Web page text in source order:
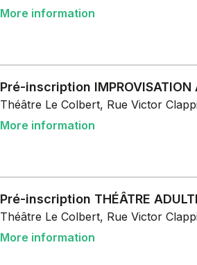
More information
Pré-inscription IMPROVISATION
Théâtre Le Colbert, Rue Victor
More information
Pré-inscription THÉÂTRE
Théâtre Le Colbert, Rue Victor
More information